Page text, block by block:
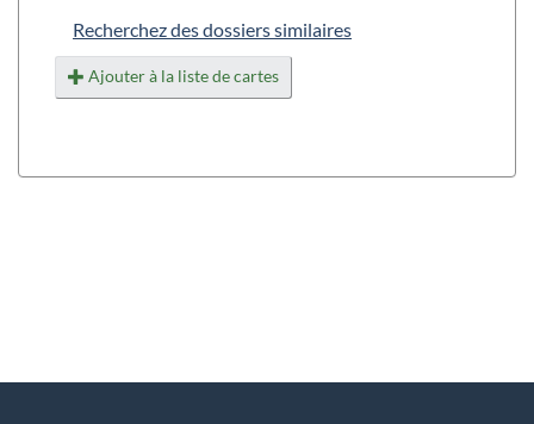
Recherchez des dossiers similaires
Ajouter à la liste de cartes
D